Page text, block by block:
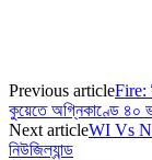
Previous articleFire:
কুয়েতে অগ্নিকাণ্ডে ৪০
Next articleWI Vs
নিউজিল্যান্ড